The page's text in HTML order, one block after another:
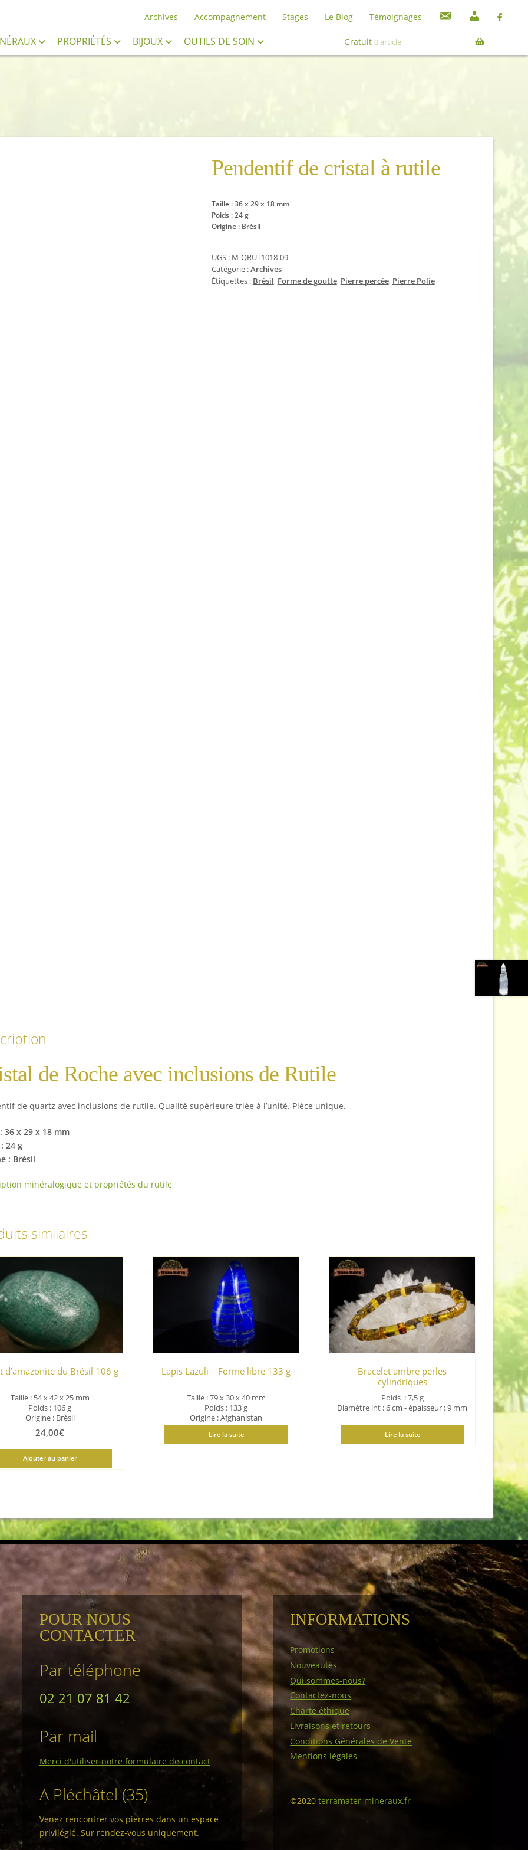
Archives Accompagnement Stages Le Blog Témoignages
a
n
c
o
pour :
PROPRIÉTÉS BIJOUX OUTILS DE SOIN Gratuit0 article
Pendentif de cristal à rutile
Taille : 36 x 29 x 18 mm
Poids : 24 g
Origine : Brésil
UGS : M-QRUT1018-09
Catégorie :Archives
Étiquettes : Brésil, Forme de goutte, Pierre percée, Pierre Polie
de Roche avec inclusions de Rutile
de quartz avec inclusions de rutile. Qualité supérieure triée à l’unité. Pièce unique.
36 x 29 x 18 mm
24 g
: Brésil
minéralogique et propriétés du rutile
similaires
d’amazonite du Brésil 106 g
Taille : 54 x 42 x 25 mm
Poids : 106 g
Origine : Brésil
24,00€
Ajouter au panier
Lapis Lazuli – Forme libre 133 g
Taille : 79 x 30 x 40 mm
Poids : 133 g
Origine : Afghanistan
Lire la suite
Bracelet ambre perles
cylindriques
Poids : 7,5 g
Diamètre int : 6 cm - épaisseur : 9 mm
Lire la suite
POUR NOUS
CONTACTER
Par téléphone
02 21 07 81 42
Par mail
Merci d'utiliser notre formulaire de contact
A Pléchâtel (35)
Venez rencontrer vos pierres dans un espace
privilégié. Sur rendez-vous uniquement.
INFORMATIONS
Promotions
Nouveautés
Qui sommes-nous?
Contactez-nous
Charte éthique
Livraisons et retours
Conditions Générales de Vente
Mentions légales
©2020terramater-mineraux.fr